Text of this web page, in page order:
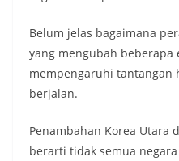
Belum jelas bagaimana
yang mengubah beberapa
mempengaruhi tantangan
berjalan.
Penambahan Korea Utara
berarti tidak semua